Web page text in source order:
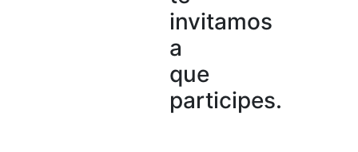
invitamos
a
que
participes.